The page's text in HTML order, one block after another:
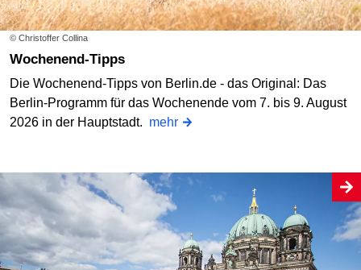
© Christoffer Collina
Wochenend-Tipps
Die Wochenend-Tipps von Berlin.de - das Original: Das
Berlin-Programm für das Wochenende vom 7. bis 9. August
2026 in der Hauptstadt. mehr